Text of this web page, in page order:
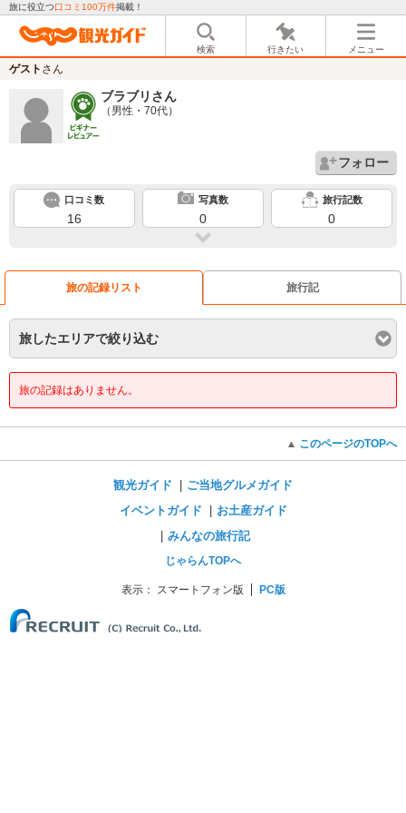
旅に役立つ口コミ100万件掲載！
検索 行きたい メニュー
ゲスト さん
ブラブリ さん
（男性・70代）
フォロー
口コミ数
16
写真数
0
旅行記数
0
旅の記録リスト 旅行記
旅したエリアで絞り込む
旅の記録はありません。
このページのTOPへ
観光ガイド
ご当地グルメガイド
イベントガイド
お土産ガイド
みんなの旅行記
じゃらんTOPへ
表示： スマートフォン版 PC版